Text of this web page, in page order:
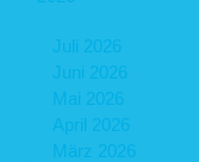
Juli 2026
Juni 2026
Mai 2026
April 2026
März 2026